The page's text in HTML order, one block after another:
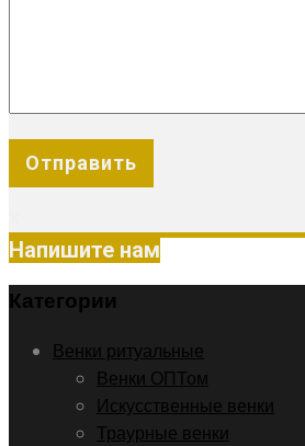
Напишите нам
Категории
Венки ритуальные
Венки ОПТом
Искусственные венки
Траурные венки